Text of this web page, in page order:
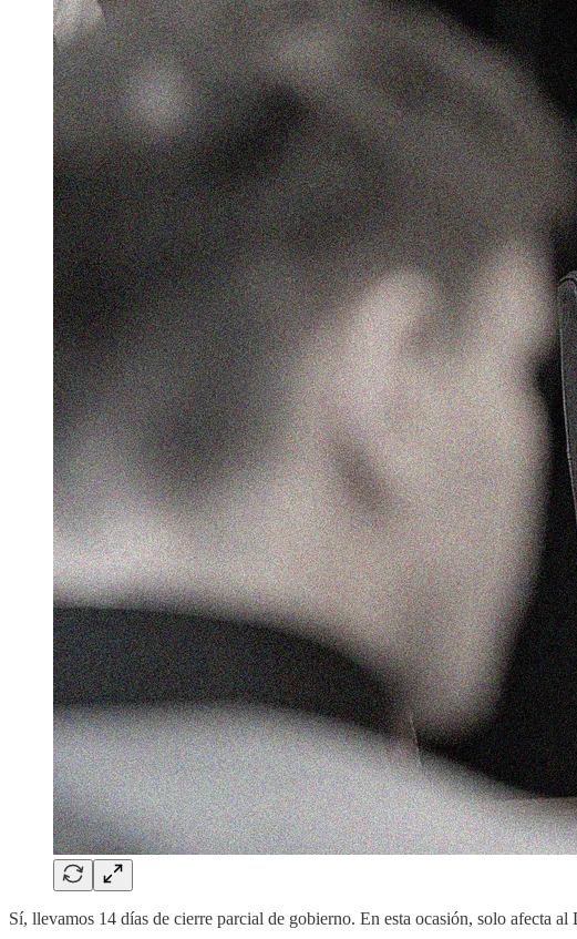
Sí, llevamos 14 días de cierre parcial de gobierno. En esta ocasión, solo afecta